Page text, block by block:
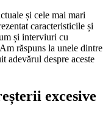
și cele mai mari
caracteristicile și
și interviuri cu
răspuns la unele dintre
adevărul despre aceste
excesive